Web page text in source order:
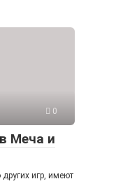
0
Меча и
игр, имеют